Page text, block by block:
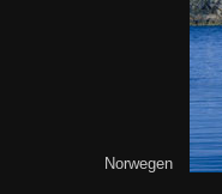
Norwegen